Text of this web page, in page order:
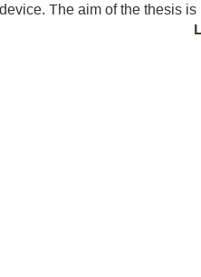
The aim of the thesis is